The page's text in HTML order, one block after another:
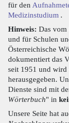
für den
Medizinstudium .
Hinweis: Das
und für Schulen
Österreichische
dokumentiert das
seit 1951 und wird
herausgegeben.
Dienste sind mit
Wörterbuch" in
Unsere Seite hat